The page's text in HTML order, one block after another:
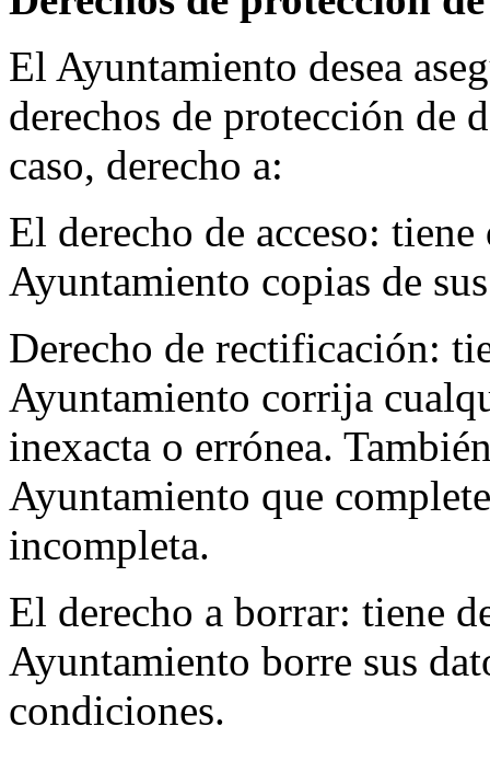
El Ayuntamiento desea
derechos de protección de
caso, derecho a:
El derecho de acceso:
Ayuntamiento copias de
Derecho de rectificación:
Ayuntamiento corrija
inexacta o errónea.
Ayuntamiento que
incompleta.
El derecho a borrar: tiene
Ayuntamiento borre sus
condiciones.